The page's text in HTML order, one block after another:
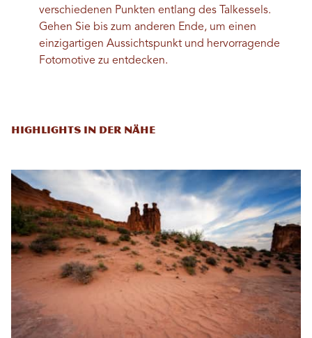
verschiedenen Punkten entlang des Talkessels.
Gehen Sie bis zum anderen Ende, um einen
einzigartigen Aussichtspunkt und hervorragende
Fotomotive zu entdecken.
Highlights in der Nähe